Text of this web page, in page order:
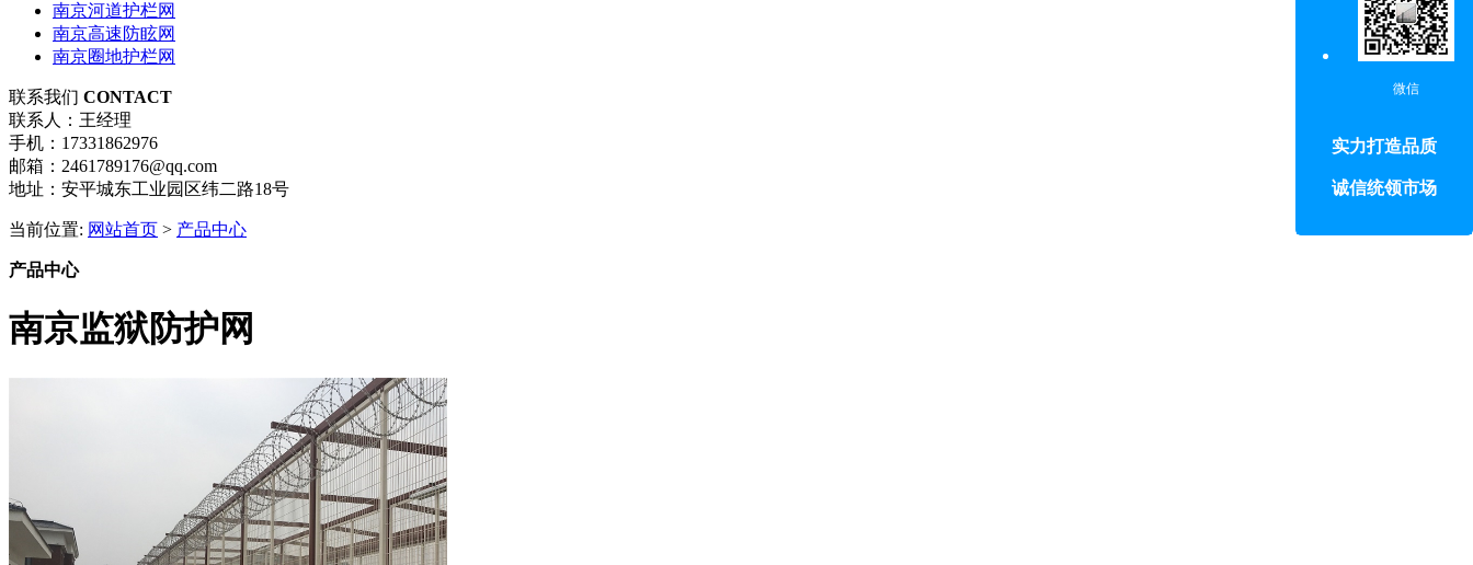
南京河道护栏网
南京高速防眩网
南京圈地护栏网
联系我们 CONTACT
联系人：王经理
手机：17331862976
邮箱：2461789176@qq.com
地址：安平城东工业园区纬二路18号
当前位置: 网站首页 > 产品中心
产品中心
南京监狱防护网
微信
实力打造品质
诚信统领市场